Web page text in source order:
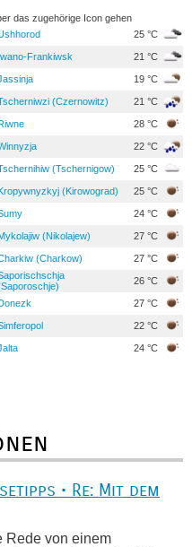
das zugehörige Icon gehen
25 °C
Frankiwsk 21 °C
19 °C
(Czernowitz) 21 °C
28 °C
22 °C
(Tschernigow) 25 °C
(Kirowograd) 25 °C
24 °C
(Nikolajew) 27 °C
(Charkow) 27 °C
26 °C
27 °C
22 °C
24 °C
• Re: Mit dem
Rede von einem